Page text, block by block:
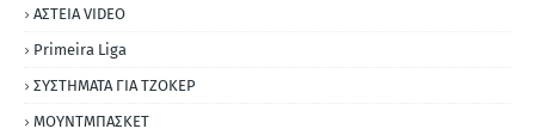
ΑΣΤΕΙΑ VIDEO
Primeira Liga
ΣΥΣΤΗΜΑΤΑ ΓΙΑ ΤΖΟΚΕΡ
ΜΟΥΝΤΜΠΑΣΚΕΤ